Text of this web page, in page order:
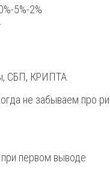
5%-2%
СБП, КРИПТА.
не забываем про
первом выводе